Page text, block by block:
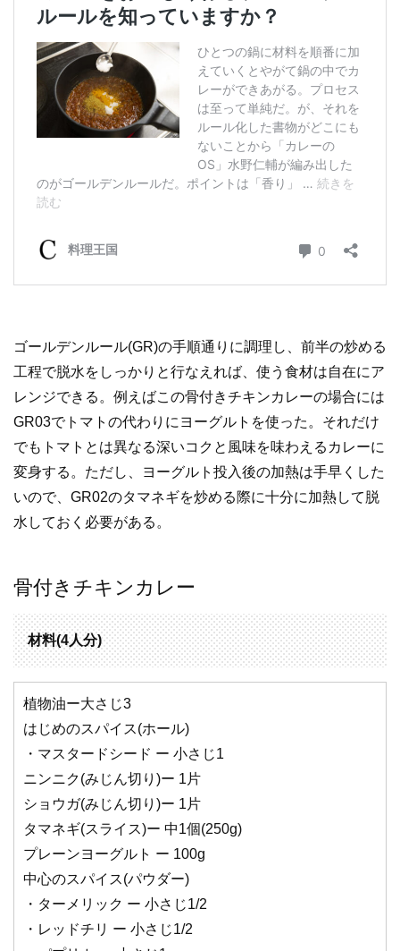
ゴールデンルール(GR)の手順通りに調理し、前半の炒める
工程で脱水をしっかりと行なえれば、使う食材は自在にア
レンジできる。例えばこの骨付きチキンカレーの場合には
GR03でトマトの代わりにヨーグルトを使った。それだけ
でもトマトとは異なる深いコクと風味を味わえるカレーに
変身する。ただし、ヨーグルト投入後の加熱は手早くした
いので、GR02のタマネギを炒める際に十分に加熱して脱
水しておく必要がある。
骨付きチキンカレー
材料(4人分)
植物油ー大さじ3
はじめのスパイス(ホール)
・マスタードシード ー 小さじ1
ニンニク(みじん切り)ー 1片
ショウガ(みじん切り)ー 1片
タマネギ(スライス)ー 中1個(250g)
プレーンヨーグルト ー 100g
中心のスパイス(パウダー)
・ターメリック ー 小さじ1/2
・レッドチリ ー 小さじ1/2